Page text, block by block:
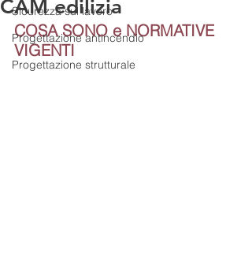
Sicurezza sul lavoro
Progettazione antincendio
Progettazione strutturale
CAM edilizia
COSA SONO e NORMATIVE
VIGENTI